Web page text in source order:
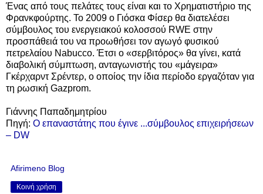
Ένας από τους πελάτες τους είναι και το Χρηματιστήριο της
Φρανκφούρτης. Το 2009 ο Γιόσκα Φίσερ θα διατελέσει
σύμβουλος του ενεργειακού κολοσσού RWE στην
προσπάθειά του να προωθήσει τον αγωγό φυσικού
πετρελαίου Nabucco. Έτσι ο «σερβιτόρος» θα γίνει, κατά
διαβολική σύμπτωση, ανταγωνιστής του «μάγειρα»
Γκέρχαρντ Σρέντερ, ο οποίος την ίδια περίοδο εργαζόταν για
τη ρωσική Gazprom.
Γιάννης Παπαδημητρίου
Πηγή: Ο επαναστάτης που έγινε ...σύμβουλος επιχειρήσεων
– DW
Afirimeno Blog
Κοινή χρήση